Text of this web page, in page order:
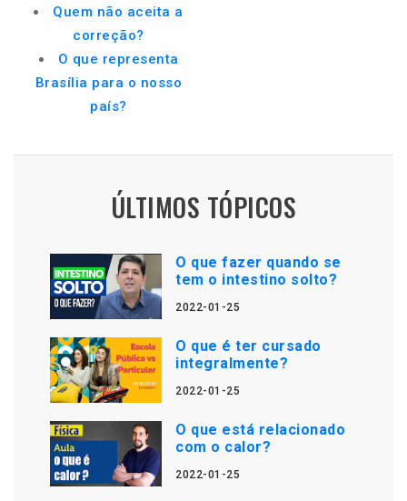
Quem não aceita a
correção?
O que representa
Brasília para o nosso
país?
ÚLTIMOS TÓPICOS
O que fazer quando se
tem o intestino solto?
2022-01-25
O que é ter cursado
integralmente?
2022-01-25
O que está relacionado
com o calor?
2022-01-25